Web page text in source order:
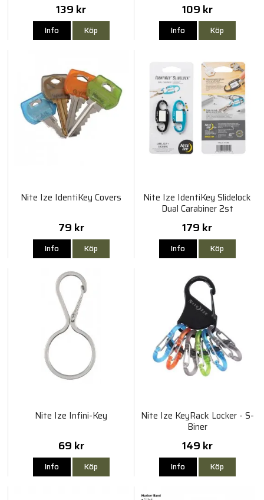
139 kr
Info Köp
109 kr
Info Köp
Nite Ize IdentiKey Covers
79 kr
Info Köp
Nite Ize IdentiKey Slidelock
Dual Carabiner 2st
179 kr
Info Köp
Nite Ize Infini-Key
69 kr
Info Köp
Nite Ize KeyRack Locker - S-
Biner
149 kr
Info Köp